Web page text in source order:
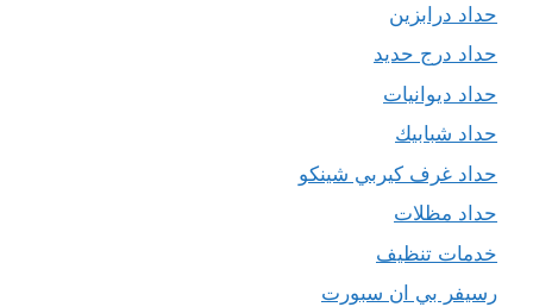
حداد درابزين
حداد درج حديد
حداد ديوانيات
حداد شبابيك
حداد غرف كيربي شينكو
حداد مظلات
خدمات تنظيف
رسيفر بي ان سبورت